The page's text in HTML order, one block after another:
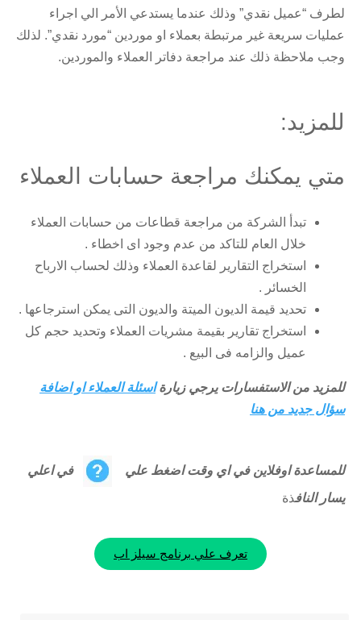
لطرف “عميل نقدي” وذلك عندما يستدعي الأمر الي اجراء
عمليات سريعة غير مرتبطة بعملاء او موردين “مورد نقدي”. لذلك
وجب ملاحظة ذلك عند مراجعة دفاتر العملاء والموردين.
للمزيد:
متي يمكنك مراجعة حسابات العملاء
تبدأ الشركة من مراجعة قطاعات من حسابات العملاء
خلال العام للتاكد من عدم وجود اى اخطاء .
استخراج التقارير لقاعدة العملاء وذلك لحساب الارباح
الخسائر .
تحديد قيمة الديون الميتة والديون التى يمكن استرجاعها .
استخراج تقارير بقيمة مشريات العملاء وتحديد حجم كل
عميل والزامه فى البيع .
للمزيد من الاستفسارات يرجي زيارةاسئلة العملاء او اضافة
سؤال جديد من هنا
للمساعدة اوفلاين في اي وقت اضغط علي في اعلي
يسار النافذة
تعرف علي برنامج سيلز اب